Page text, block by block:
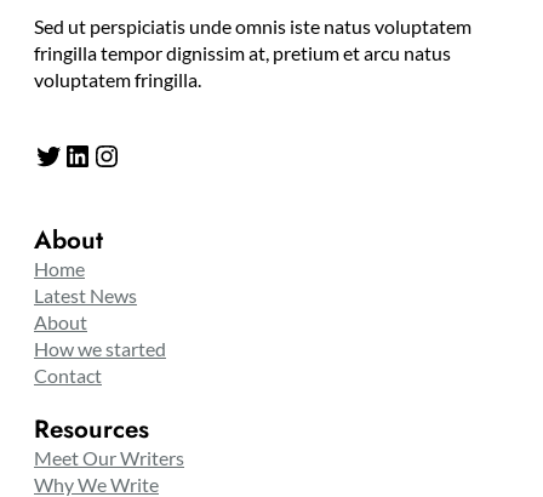
Sed ut perspiciatis unde omnis iste natus voluptatem
fringilla tempor dignissim at, pretium et arcu natus
voluptatem fringilla.
Twitter LinkedIn Instagram
About
Home
Latest News
About
How we started
Contact
Resources
Meet Our Writers
Why We Write